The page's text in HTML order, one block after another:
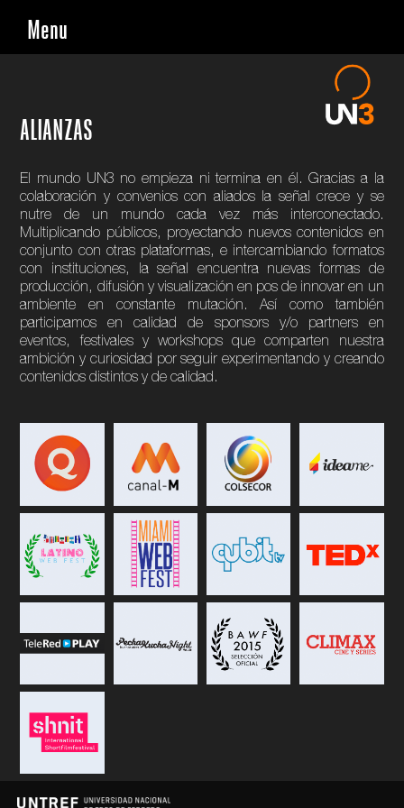
content
Menu
ALIANZAS
El mundo UN3 no empieza ni termina en él. Gracias a la
colaboración y convenios con aliados la señal crece y se
nutre de un mundo cada vez más interconectado.
Multiplicando públicos, proyectando nuevos contenidos en
conjunto con otras plataformas, e intercambiando formatos
con instituciones, la señal encuentra nuevas formas de
producción, difusión y visualización en pos de innovar en un
ambiente en constante mutación. Así como también
participamos en calidad de sponsors y/o partners en
eventos, festivales y workshops que comparten nuestra
ambición y curiosidad por seguir experimentando y creando
contenidos distintos y de calidad.